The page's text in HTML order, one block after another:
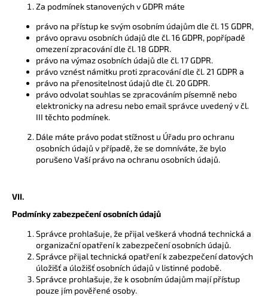
Za podmínek stanovených v GDPR máte
právo na přístup ke svým osobním údajům dle čl. 15 GDPR,
právo opravu osobních údajů dle čl. 16 GDPR, popřípadě
omezení zpracování dle čl. 18 GDPR.
právo na výmaz osobních údajů dle čl. 17 GDPR.
právo vznést námitku proti zpracování dle čl. 21 GDPR a
právo na přenositelnost údajů dle čl. 20 GDPR.
právo odvolat souhlas se zpracováním písemně nebo
elektronicky na adresu nebo email správce uvedený v čl.
III těchto podmínek.
Dále máte právo podat stížnost u Úřadu pro ochranu
osobních údajů v případě, že se domníváte, že bylo
porušeno Vaší právo na ochranu osobních údajů.
VII.
Podmínky zabezpečení osobních údajů
Správce prohlašuje, že přijal veškerá vhodná technická a
organizační opatření k zabezpečení osobních údajů.
Správce přijal technická opatření k zabezpečení datových
úložišť a úložišť osobních údajů v listinné podobě.
Správce prohlašuje, že k osobním údajům mají přístup
pouze jím pověřené osoby.